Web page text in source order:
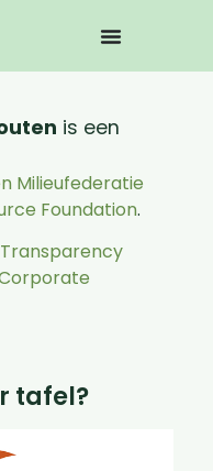
is een
Milieufederatie
Foundation.
Transparency
tafel?